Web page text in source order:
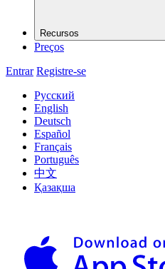
Recursos
Preços
Entrar Registre-se
Русский
English
Deutsch
Español
Français
Português
中文
Қазақша